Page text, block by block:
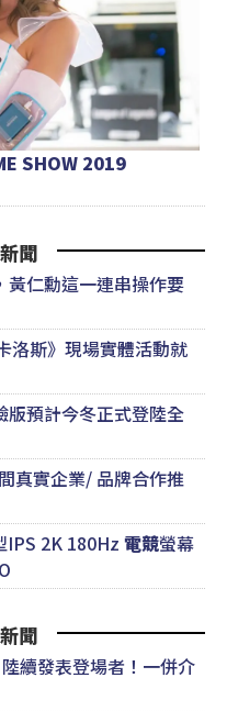
SHOW 2019
聞
黃仁勳這一連串操作要
洛斯》現場實體活動就
版預計今冬正式登陸全
真實企業/ 品牌合作推
IPS 2K 180Hz 電競螢幕
聞
續發表登場者！一併介